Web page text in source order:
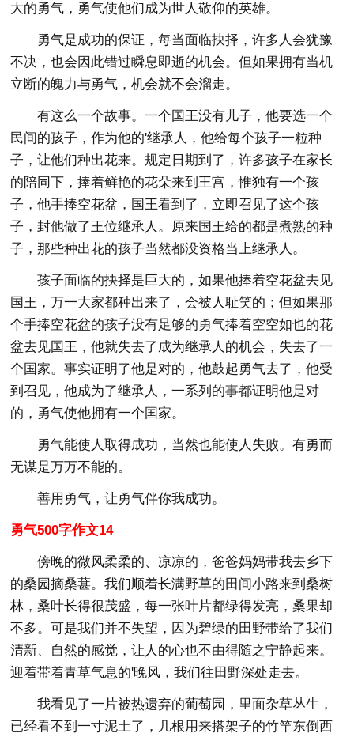
大的勇气，勇气使他们成为世人敬仰的英雄。
勇气是成功的保证，每当面临抉择，许多人会犹豫
不决，也会因此错过瞬息即逝的机会。但如果拥有当机
立断的魄力与勇气，机会就不会溜走。
有这么一个故事。一个国王没有儿子，他要选一个
民间的孩子，作为他的'继承人，他给每个孩子一粒种
子，让他们种出花来。规定日期到了，许多孩子在家长
的陪同下，捧着鲜艳的花朵来到王宫，惟独有一个孩
子，他手捧空花盆，国王看到了，立即召见了这个孩
子，封他做了王位继承人。原来国王给的都是煮熟的种
子，那些种出花的孩子当然都没资格当上继承人。
孩子面临的抉择是巨大的，如果他捧着空花盆去见
国王，万一大家都种出来了，会被人耻笑的；但如果那
个手捧空花盆的孩子没有足够的勇气捧着空空如也的花
盆去见国王，他就失去了成为继承人的机会，失去了一
个国家。事实证明了他是对的，他鼓起勇气去了，他受
到召见，他成为了继承人，一系列的事都证明他是对
的，勇气使他拥有一个国家。
勇气能使人取得成功，当然也能使人失败。有勇而
无谋是万万不能的。
善用勇气，让勇气伴你我成功。
勇气500字作文14
傍晚的微风柔柔的、凉凉的，爸爸妈妈带我去乡下
的桑园摘桑葚。我们顺着长满野草的田间小路来到桑树
林，桑叶长得很茂盛，每一张叶片都绿得发亮，桑果却
不多。可是我们并不失望，因为碧绿的田野带给了我们
清新、自然的感觉，让人的心也不由得随之宁静起来。
迎着带着青草气息的'晚风，我们往田野深处走去。
我看见了一片被热遗弃的葡萄园，里面杂草丛生，
已经看不到一寸泥土了，几根用来搭架子的竹竿东倒西